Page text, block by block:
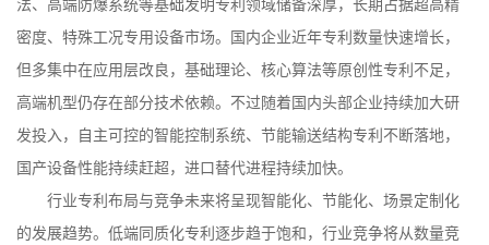
法、高端防爆系统等基础发明专利领域储备深厚，长期占据超高精
密度、特殊工况专用设备市场。国内企业近年专利数量快速增长，
但多集中在应用层改良，基础理论、核心算法等原创性专利不足，
高端机型仍存在部分技术依赖。不过随着国内头部企业持续加大研
发投入，自主可控的智能控制系统、节能输送结构专利不断落地，
国产设备性能持续赶超，进口替代进程持续加快。
行业专利布局与竞争未来将呈现智能化、节能化、场景定制化
的发展趋势。低端同质化专利逐步趋于饱和，行业竞争将从数量竞